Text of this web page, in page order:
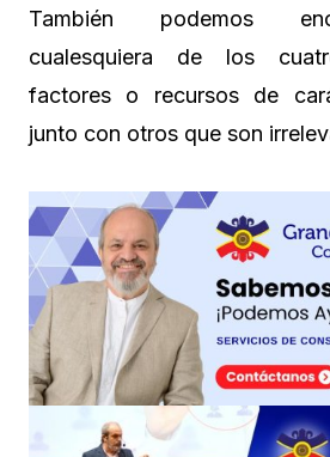
También podemos
cualesquiera de los
factores o recursos de
junto con otros que son